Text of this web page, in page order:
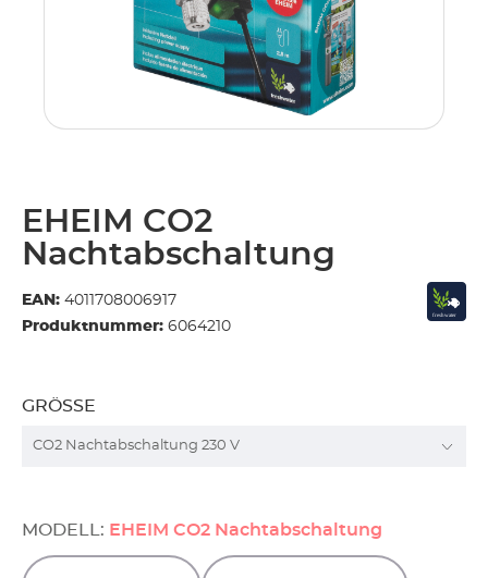
EHEIM CO2
Nachtabschaltung
EAN: 4011708006917
Produktnummer: 6064210
GRÖSSE
MODELL: EHEIM CO2 Nachtabschaltung